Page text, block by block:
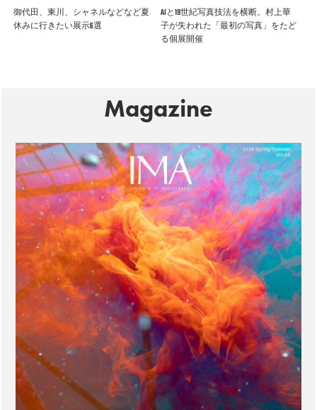
御代田、東川、シャネルなどなど夏
休みに行きたい展示6選
AIと19世紀写真技法を横断。村上華
子が失われた「最初の写真」をたど
る個展開催
Magazine